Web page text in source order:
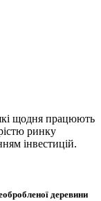
які щодня працюють
ринку
інвестицій.
деревини